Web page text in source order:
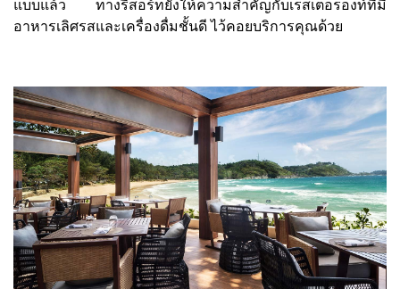
แบบแล้ว ทางรีสอร์ทยังให้ความสำคัญกับเรสเตอรองท์ที่มี
อาหารเลิศรสและเครื่องดื่มชั้นดี ไว้คอยบริการคุณด้วย